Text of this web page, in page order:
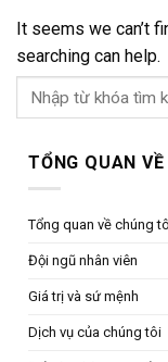
It seems we can’t
searching can help.
TỔNG QUAN
Tổng quan về chúng
Đội ngũ nhân viên
Giá trị và sứ mệnh
Dịch vụ của chúng tôi